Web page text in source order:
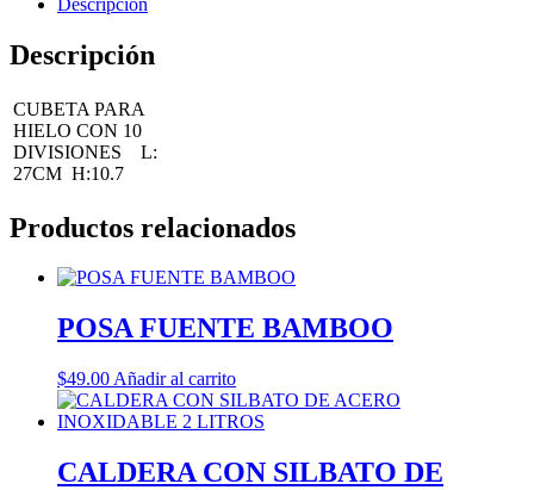
Descripción
CUBETA PARA
HIELO CON 10
DIVISIONES L:
27CM H:10.7
Productos relacionados
POSA FUENTE BAMBOO
$49.00 Añadir al carrito
CALDERA CON SILBATO DE